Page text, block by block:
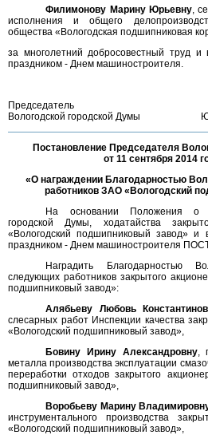
Филимонову Марину Юрьевну,
исполнения и общего
общества «Вологодская подшипниковая
за многолетний добросовестный труд
праздником - Днем машиностроителя.
Председатель
Вологодской городской Думы
Постановление Председателя
от 11 сентября 2014
«О награждении Благодарностью
работников ЗАО «Вологодский
На основании Положения о
городской Думы, ходатайства
«Вологодский подшипниковый завод»
праздником - Днем машиностроителя
Наградить Благодарностью
следующих работников закрытого
подшипниковый завод»:
Алябьеву Любовь
слесарных работ Инспекции качества
«Вологодский подшипниковый завод»,
Бовину Ирину Александровну,
металла производства эксплуатации
переработки отходов закрытого
подшипниковый завод»,
Воробьеву Марину
инструментального производства
«Вологодский подшипниковый завод»,